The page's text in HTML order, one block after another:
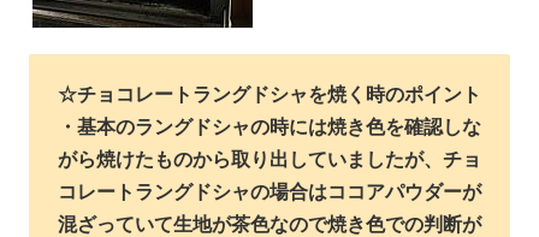
☆チョコレートラングドシャを焼く時のポイント
・基本のラングドシャの時には焼き色を確認しな
がら焼けたものから取り出していましたが、チョ
コレートラングドシャの場合はココアパウダーが
混ざっていて生地が茶色なので焼き色での判断が